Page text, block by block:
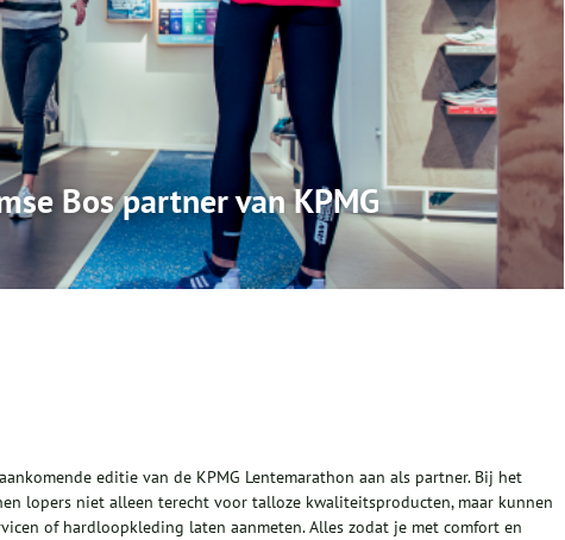
Bos partner van KPMG
editie van de KPMG Lentemarathon aan als partner. Bij het
lopers niet alleen terecht voor talloze kwaliteitsproducten, maar kunnen
of hardloopkleding laten aanmeten. Alles zodat je met comfort en